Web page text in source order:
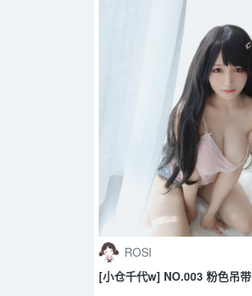
ROSI
[小仓千代w] NO.003 粉色吊带